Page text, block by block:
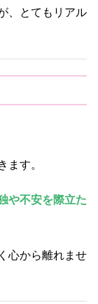
、とてもリアル
ます。
や不安を際立た
心から離れませ